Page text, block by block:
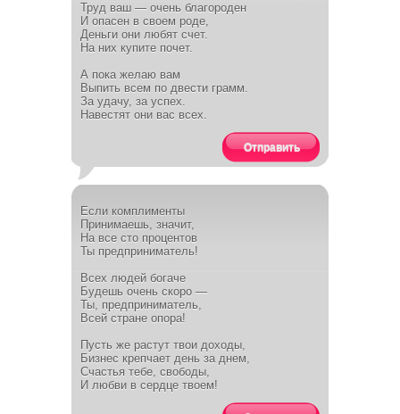
Труд ваш — очень благороден
И опасен в своем роде,
Деньги они любят счет.
На них купите почет.
А пока желаю вам
Выпить всем по двести грамм.
За удачу, за успех.
Навестят они вас всех.
Отправить
Если комплименты
Принимаешь, значит,
На все сто процентов
Ты предприниматель!
Всех людей богаче
Будешь очень скоро —
Ты, предприниматель,
Всей стране опора!
Пусть же растут твои доходы,
Бизнес крепчает день за днем,
Счастья тебе, свободы,
И любви в сердце твоем!